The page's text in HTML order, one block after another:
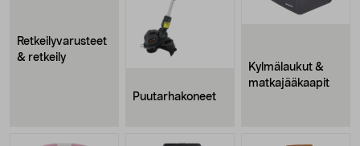
Retkeilyvarusteet
& retkeily
Puutarhakoneet
Kylmälaukut &
matkajääkaapit